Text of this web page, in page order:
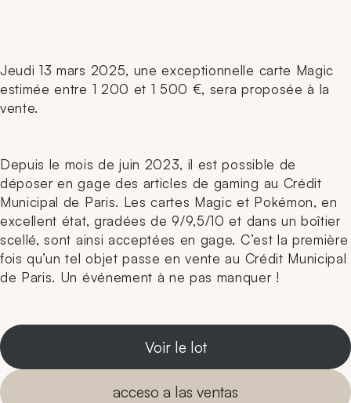
Jeudi 13 mars 2025, une exceptionnelle carte Magic
estimée entre 1 200 et 1 500 €, sera proposée à la
vente.
Depuis le mois de juin 2023, il est possible de
déposer en gage des articles de gaming au Crédit
Municipal de Paris. Les cartes Magic et Pokémon, en
excellent état, gradées de 9/9,5/10 et dans un boîtier
scellé, sont ainsi acceptées en gage. C’est la première
fois qu’un tel objet passe en vente au Crédit Municipal
de Paris. Un événement à ne pas manquer !
Voir le lot
acceso a las ventas